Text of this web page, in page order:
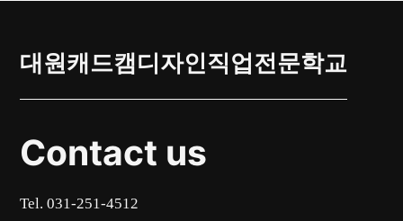
대원캐드캠디자인직업전문학교
Contact us
Tel. 031-251-4512